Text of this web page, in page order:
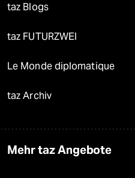
taz Blogs
taz FUTURZWEI
Le Monde diplomatique
taz Archiv
Mehr taz Angebote